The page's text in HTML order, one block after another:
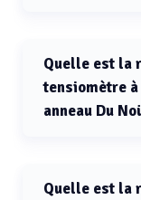
standard est de
Quelle est la
tensiomètre
anneau Du
FS1101 est de
Quelle est la